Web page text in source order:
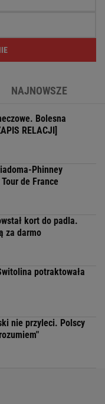
NAJNOWSZE
Bolesna
RELACJI]
Phinney
de France
kort do padla.
za darmo
potraktowała
nie przyleci. Polscy